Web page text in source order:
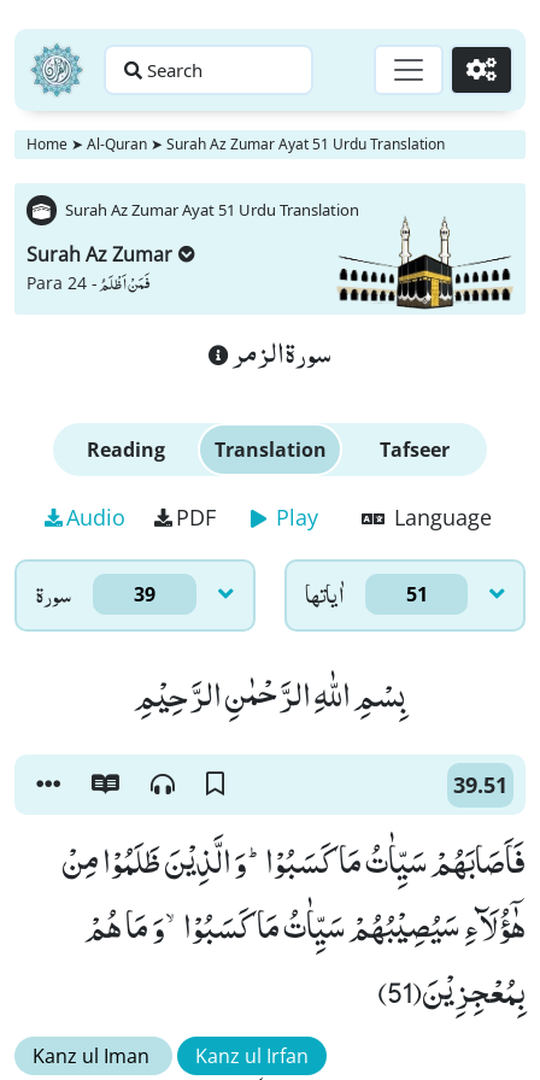
Search Go
Home ➤ Al-Quran ➤ Surah Az Zumar Ayat 51 Urdu Translation
Surah Az Zumar Ayat 51 Urdu Translation
Surah Az Zumar
Para 24 -فَمَنْ اَظْلَمُ
سورة الزمر
Reading Translation Tafseer
Audio PDF Play Language
سورۃ 39 اٰياتها 51
بِسْمِ اللّٰهِ الرَّحْمٰنِ الرَّحِیْمِ
39.51
فَاَصَابَهُمْ سَیِّاٰتُ مَا كَسَبُوْاؕ-وَ الَّذِیْنَ ظَلَمُوْا مِنْ
هٰۤؤُلَآءِ سَیُصِیْبُهُمْ سَیِّاٰتُ مَا كَسَبُوْاۙ-وَ مَا هُمْ
بِمُعْجِزِیْنَ(51)
Kanz ul Iman Kanz ul Irfan